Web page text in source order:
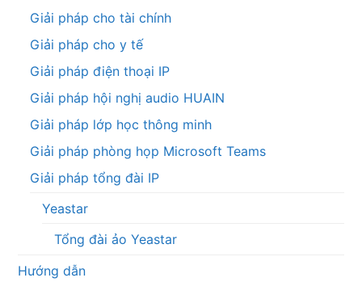
Giải pháp cho tài chính
Giải pháp cho y tế
Giải pháp điện thoại IP
Giải pháp hội nghị audio HUAIN
Giải pháp lớp học thông minh
Giải pháp phòng họp Microsoft Teams
Giải pháp tổng đài IP
Yeastar
Tổng đài ảo Yeastar
Hướng dẫn